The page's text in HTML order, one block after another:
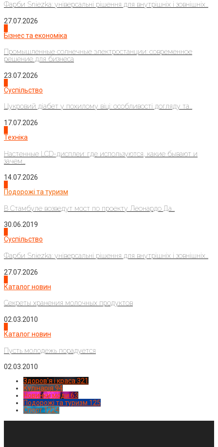
Фарби Sniezka: універсальні рішення для внутрішніх і зовнішніх...
27.07.2026
Бізнес та економіка
Промышленные солнечные электростанции: современное
решение для бизнеса
23.07.2026
Суспільство
Цукровий діабет у похилому віці: особливості догляду та...
17.07.2026
Техніка
Настенные LCD-дисплеи: где используются, какие бывают и
зачем...
14.07.2026
Подорожі та туризм
В Стамбуле возведут мост по проекту Леонардо Да...
30.06.2019
Суспільство
Фарби Sniezka: універсальні рішення для внутрішніх і зовнішніх...
27.07.2026
Каталог новин
Секреты хранения молочных продуктов
02.03.2010
Каталог новин
Пусть молодежь порадуется
02.03.2010
Здоров'я і краса 321
Кулінарія 94
Новинки моди 63
Подорожі та туризм 125
Спорт1224